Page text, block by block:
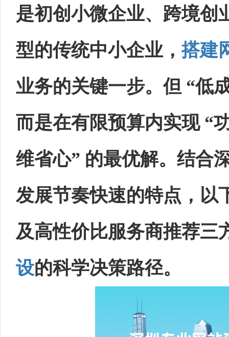
是初创小微企业、跨境创
型的传统中小企业， 搭建
业务的关键一步。但 “低
而是在有限预算内实现 “
维省心” 的最优解。结合
发展节奏快速的特点，以
及高性价比服务商推荐三
设的科学决策路径。